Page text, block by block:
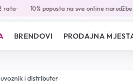
• 10% popusta na sve online narudžbe•
BRENDOVI PRODAJNA
i distributer